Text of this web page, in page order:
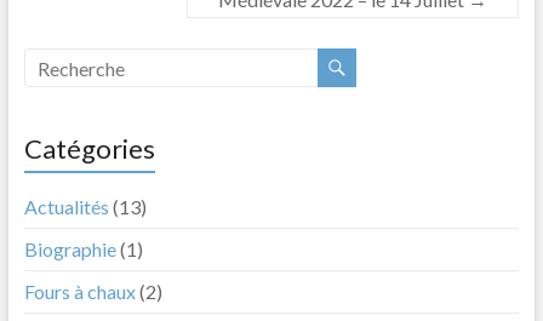
Catégories
Actualités (13)
Biographie(1)
Fours à chaux(2)